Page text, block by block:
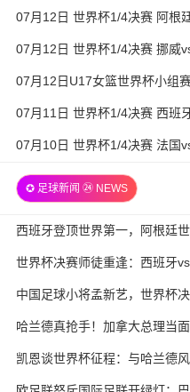
07月12日 世界杯1/4决赛 阿根
07月12日 世界杯1/4决赛 挪威
07月12日U17女篮世界杯小组
篮 全场录像
07月11日 世界杯1/4决赛 西班
07月10日 世界杯1/4决赛 法国
✪ 足球新闻 ㉔ NEWS
西班牙登顶世界第一，阿根廷
世界杯决赛师徒重逢：西班牙
天的战术板
中国足球小将孟新艺，世界杯决
哈兰德真抢手！加拿大总理当
卖品
凯恩谈世界杯征程：与哈兰德